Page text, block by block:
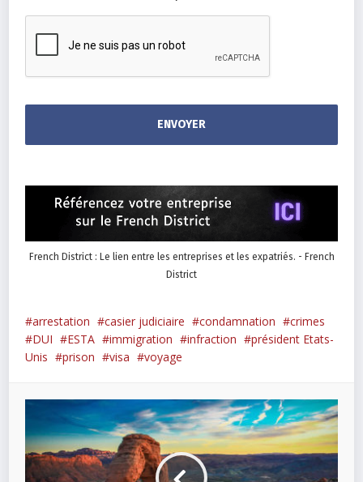
French District : Le lien entre les entreprises et les expatriés. - French
District
arrestation casier judiciaire condamnation
crimes
DUI
ESTA immigration infraction
président Etats-
Unis
prison visa voyage